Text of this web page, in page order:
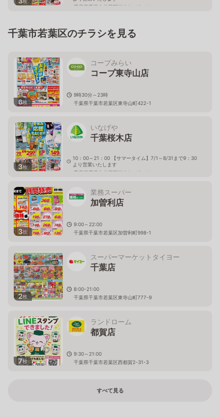
千葉県千葉市若葉区桜木8－15－11
千葉市若葉区のチラシを見る
6枚
コープみらい
コープ東寺山店
9時30分～23時
千葉県千葉市若葉区東寺山町422-1
3枚
いなげや
千葉桜木店
10：00～21：00 【サマータイム】7/1～8/31まで9：30
より営業いたします
千葉県千葉市若葉区桜木8－15－11
3枚
業務スーパー
加曽利店
9:00～22:00
千葉県千葉市若葉区加曽利町998-1
2枚
スーパーマーケットタイヨー
千葉店
8:00-21:00
千葉県千葉市若葉区東寺山町777-9
7枚
ランドローム
都賀店
9:30～21:00
千葉県千葉市若葉区西都賀2-31-3
すべて見る